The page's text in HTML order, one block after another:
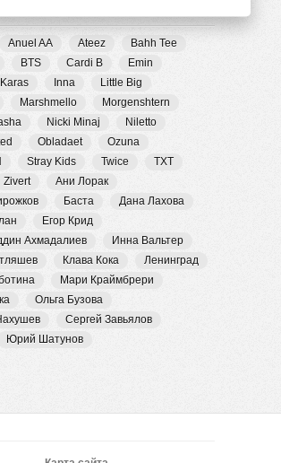
Anuel AA Ateez
Bahh Tee
BTS Cardi B
Emin
Inna
Little Big
Marshmello
Morgenshtern
Nicki Minaj
Niletto
Obladaet
Ozuna
Stray Kids Twice
TXT
Zivert
Ани Лорак
Баста
Дана Лахова
Егор Крид
Ахмадалиев
Инна Вальтер
Клава Кока
Ленинград
Мари Краймбрери
Ольга Бузова
Сергей Завьялов
Юрий Шатунов